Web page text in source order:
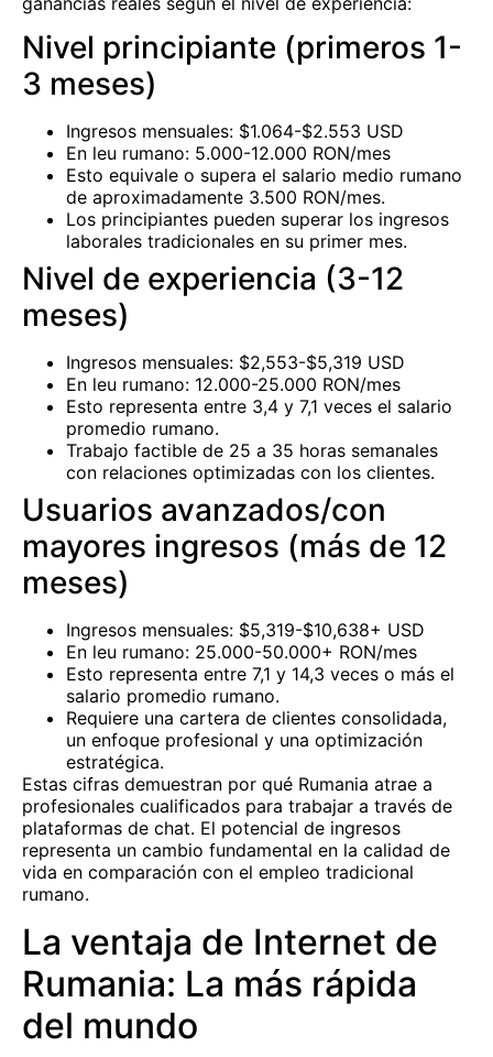
Nivel principiante (primeros 1-
3 meses)
Ingresos mensuales: $1.064-$2.553 USD
En leu rumano: 5.000-12.000 RON/mes
Esto equivale o supera el salario medio rumano
de aproximadamente 3.500 RON/mes.
Los principiantes pueden superar los ingresos
laborales tradicionales en su primer mes.
Nivel de experiencia (3-12
meses)
Ingresos mensuales: $2,553-$5,319 USD
En leu rumano: 12.000-25.000 RON/mes
Esto representa entre 3,4 y 7,1 veces el salario
promedio rumano.
Trabajo factible de 25 a 35 horas semanales
con relaciones optimizadas con los clientes.
Usuarios avanzados/con
mayores ingresos (más de 12
meses)
Ingresos mensuales: $5,319-$10,638+ USD
En leu rumano: 25.000-50.000+ RON/mes
Esto representa entre 7,1 y 14,3 veces o más el
salario promedio rumano.
Requiere una cartera de clientes consolidada,
un enfoque profesional y una optimización
estratégica.
Estas cifras demuestran por qué Rumania atrae a
profesionales cualificados para trabajar a través de
plataformas de chat. El potencial de ingresos
representa un cambio fundamental en la calidad de
vida en comparación con el empleo tradicional
rumano.
La ventaja de Internet de
Rumania: La más rápida
del mundo